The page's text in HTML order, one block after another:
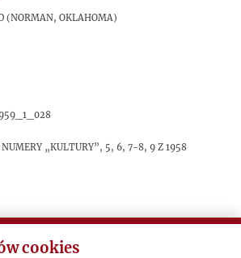
(Norman, Oklahoma)
„Kultury”, 5, 6, 7-8, 9 z 1958
cookies